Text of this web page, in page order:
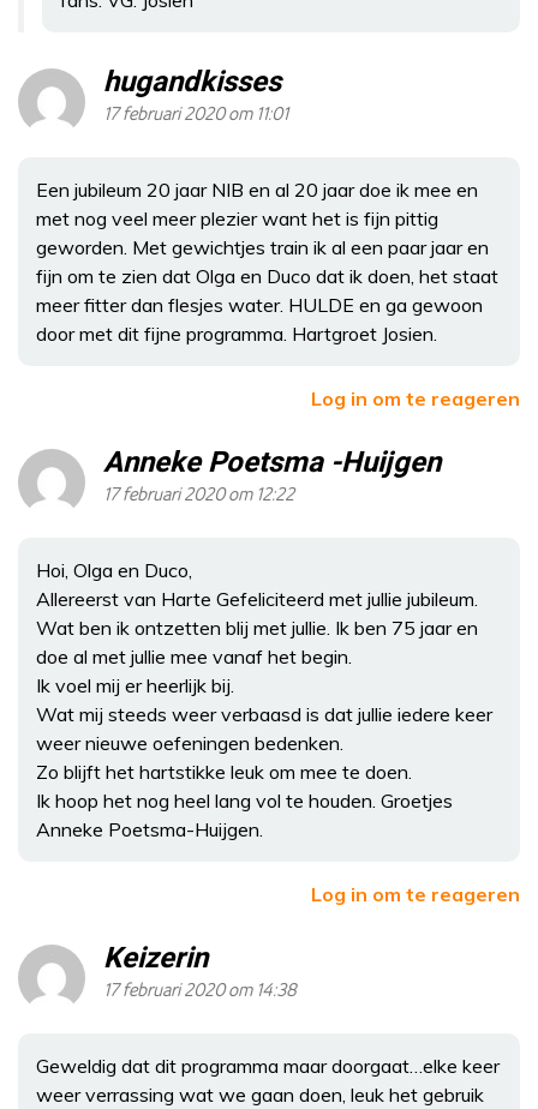
hugandkisses
17 februari 2020 om 11:01
Een jubileum 20 jaar NIB en al 20 jaar doe ik mee en
met nog veel meer plezier want het is fijn pittig
geworden. Met gewichtjes train ik al een paar jaar en
fijn om te zien dat Olga en Duco dat ik doen, het staat
meer fitter dan flesjes water. HULDE en ga gewoon
door met dit fijne programma. Hartgroet Josien.
Log in om te reageren
Anneke Poetsma -Huijgen
17 februari 2020 om 12:22
Hoi, Olga en Duco,
Allereerst van Harte Gefeliciteerd met jullie jubileum.
Wat ben ik ontzetten blij met jullie. Ik ben 75 jaar en
doe al met jullie mee vanaf het begin.
Ik voel mij er heerlijk bij.
Wat mij steeds weer verbaasd is dat jullie iedere keer
weer nieuwe oefeningen bedenken.
Zo blijft het hartstikke leuk om mee te doen.
Ik hoop het nog heel lang vol te houden. Groetjes
Anneke Poetsma-Huijgen.
Log in om te reageren
Keizerin
17 februari 2020 om 14:38
Geweldig dat dit programma maar doorgaat…elke keer
weer verrassing wat we gaan doen, leuk het gebruik